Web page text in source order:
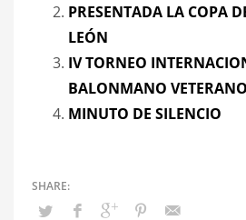
PRESENTADA LA COPA
LEÓN
IV TORNEO
BALONMANO VETERANO
MINUTO DE SILENCIO